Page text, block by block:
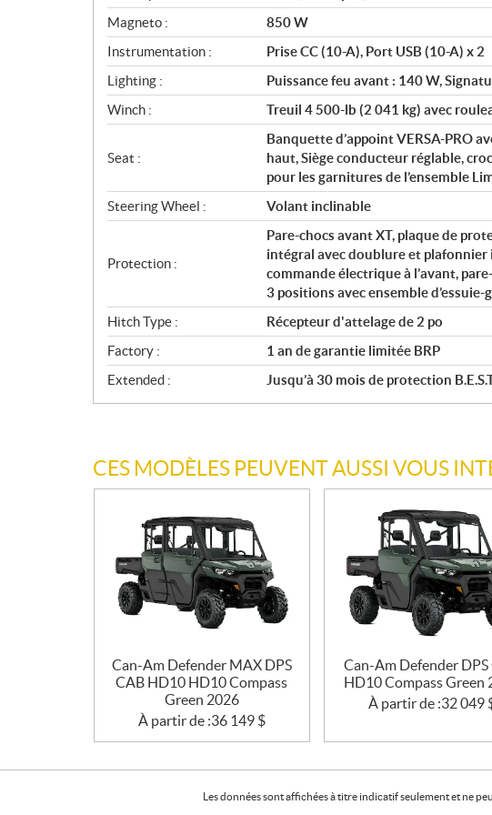
Magneto :
850 W
Instrumentation :
Prise CC (10-A), Port USB (10-A) x 2
Lighting :
Puissance feu avant : 140 W,
Winch :
Treuil 4 500-lb (2 041 kg) avec
Seat :
Banquette d’appoint VERSA-PRO
haut, Siège conducteur réglable,
pour les garnitures de l’ensemble
Steering Wheel :
Volant inclinable
Protection :
Pare-chocs avant XT, plaque de
intégral avec doublure et
commande électrique à l’avant,
3 positions avec ensemble
Hitch Type :
Récepteur d'attelage de 2 po
Factory :
1 an de garantie limitée BRP
Extended :
Jusqu’à 30 mois de protection
CES MODÈLES PEUVENT AUSSI VOUS
Can-Am Defender MAX DPS
CAB HD10 HD10 Compass
Green 2026
À partir de :36 149 $
Can-Am Defender DPS
HD10 Compass Green
À partir de :32 049
Les données sont affichées à titre indicatif seulement et ne